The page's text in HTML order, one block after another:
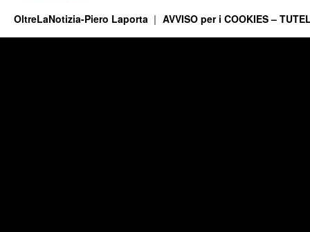
OltreLaNotizia-Piero Laporta AVVISO per i COOKIES –